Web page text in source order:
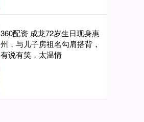
360配资 成龙72岁生日现身惠
州，与儿子房祖名勾肩搭背，
有说有笑，太温情